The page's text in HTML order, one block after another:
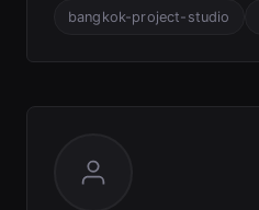
bangkok-project-studio